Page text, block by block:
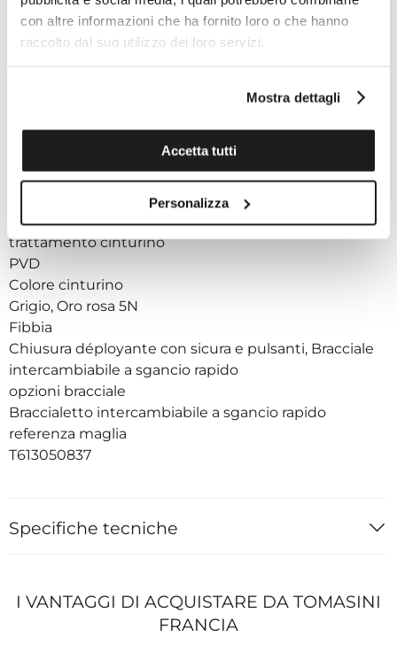
con altre informazioni che ha fornito loro o che hanno
raccolto dal suo utilizzo dei loro servizi.
Mostra dettagli
Accetta tutti
Personalizza
Madreperla bianca
Indici
Indici
Cinturino
Riferimento del cinturino/catena
T605050687
Dettagli del cinturino
Acciaio inossidabile
trattamento cinturino
PVD
Colore cinturino
Grigio, Oro rosa 5N
Fibbia
Chiusura déployante con sicura e pulsanti, Bracciale
intercambiabile a sgancio rapido
opzioni bracciale
Braccialetto intercambiabile a sgancio rapido
referenza maglia
T613050837
Specifiche tecniche
I VANTAGGI DI ACQUISTARE DA TOMASINI
FRANCIA